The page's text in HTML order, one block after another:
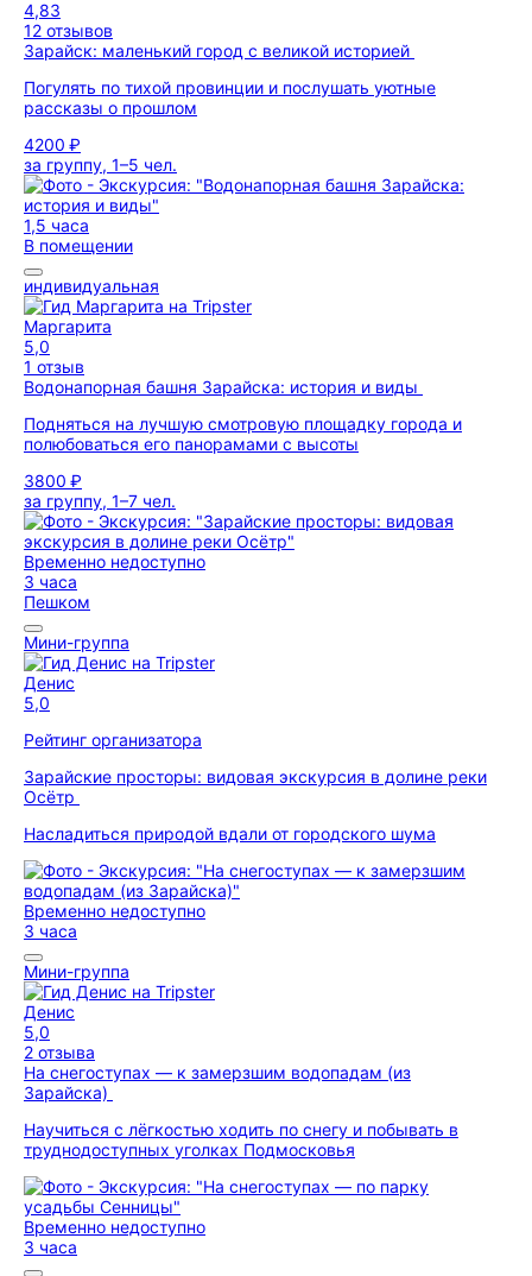
4,83
12 отзывов
Зарайск: маленький город с великой историей
Погулять по тихой провинции и послушать уютные
рассказы о прошлом
4200 ₽
за группу, 1–5 чел.
1,5 часа
В помещении
индивидуальная
Маргарита
5,0
1 отзыв
Водонапорная башня Зарайска: история и виды
Подняться на лучшую смотровую площадку города и
полюбоваться его панорамами с высоты
3800 ₽
за группу, 1–7 чел.
Временно недоступно
3 часа
Пешком
Мини-группа
Денис
5,0
Рейтинг организатора
Зарайские просторы: видовая экскурсия в долине реки
Осётр
Насладиться природой вдали от городского шума
Временно недоступно
3 часа
Мини-группа
Денис
5,0
2 отзыва
На снегоступах — к замерзшим водопадам (из
Зарайска)
Научиться с лёгкостью ходить по снегу и побывать в
труднодоступных уголках Подмосковья
Временно недоступно
3 часа